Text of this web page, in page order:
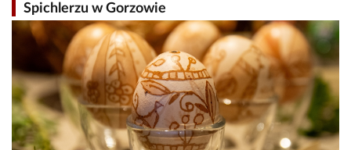
Spichlerzu w Gorzowie